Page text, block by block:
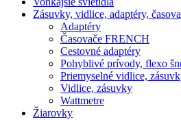
Zásuvky, vidlice, adaptéry,
Adaptéry
Časovače FRENCH
Cestovné adaptéry
Pohyblivé prívody, flexo
Priemyselné vidlice,
Vidlice, zásuvky
Wattmetre
Žiarovky